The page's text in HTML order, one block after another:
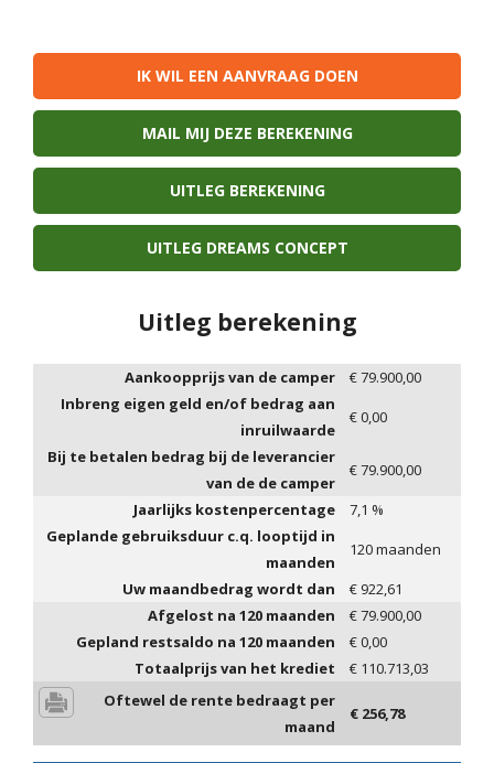
IK WIL EEN AANVRAAG DOEN
MAIL MIJ DEZE BEREKENING
UITLEG BEREKENING
UITLEG DREAMS CONCEPT
Uitleg berekening
Aankoopprijs van de camper €79.900,00
Inbreng eigen geld en/of bedrag aan
inruilwaarde
€0,00
Bij te betalen bedrag bij de leverancier
van de de camper
€79.900,00
Jaarlijks kostenpercentage
7,1 %
Geplande gebruiksduur c.q. looptijd in
maanden
120maanden
Uw maandbedrag wordt dan
€ 922,61
Afgelost na 120 maanden €79.900,00
Gepland restsaldo na 120 maanden €0,00
Totaalprijs van het krediet
€ 110.713,03
Oftewel de rente bedraagt per
maand
€ 256,78